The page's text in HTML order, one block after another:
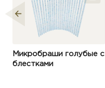
Микробраши голубые с
блестками